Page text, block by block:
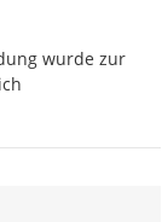
wurde zur